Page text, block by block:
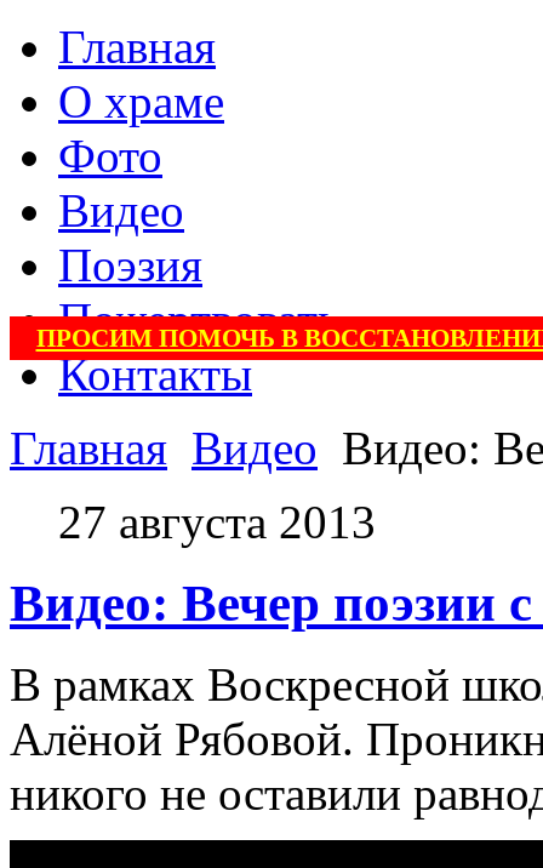
Главная
О храме
Фото
Видео
Поэзия
Пожертвовать
Контакты
ПРОСИМ ПОМОЧЬ В
Главная Видео Видео:
27 августа 2013
Видео: Вечер поэзии
В рамках Воскресной
Алёной Рябовой.
никого не оставили